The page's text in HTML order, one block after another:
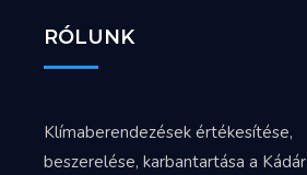
RÓLUNK
Klímaberendezések értékesítése,
beszerelése, karbantartása a Kádár